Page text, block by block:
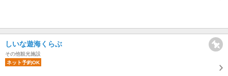
しいな遊海くらぶ
その他観光施設
ネット予約OK